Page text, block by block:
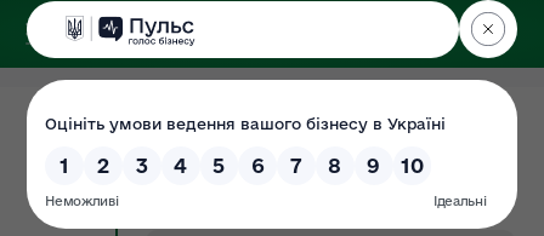
ДЕРЖЕКОІНСПЕКЦІЯ
у Хмельницькій області
03.04.2024
Документ
#план #роботи